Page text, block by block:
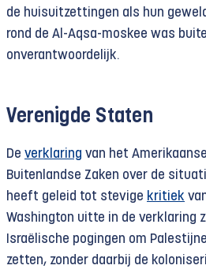
de huisuitzettingen als hun
rond de Al-Aqsa-moskee was
onverantwoordelijk.
Verenigde Staten
De verklaring van het
Buitenlandse Zaken over de
heeft geleid tot stevige kritiek
Washington uitte in de verklaring
Israëlische pogingen om
zetten, zonder daarbij de